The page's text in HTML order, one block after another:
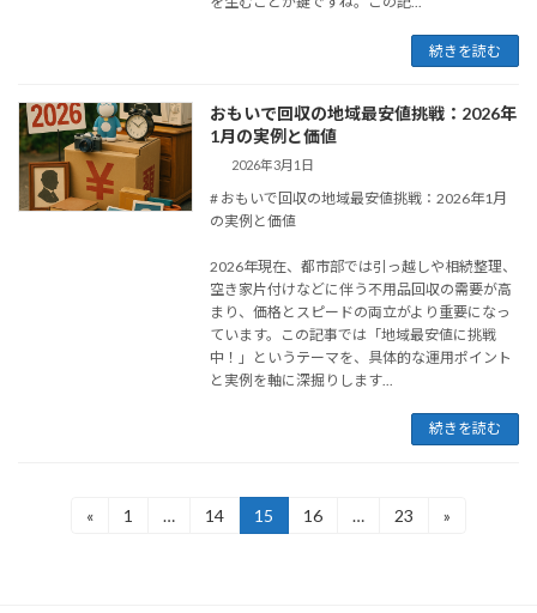
続きを読む
おもいで回収の地域最安値挑戦：2026年
1月の実例と価値
2026年3月1日
# おもいで回収の地域最安値挑戦：2026年1月
の実例と価値
2026年現在、都市部では引っ越しや相続整理、
空き家片付けなどに伴う不用品回収の需要が高
まり、価格とスピードの両立がより重要になっ
ています。この記事では「地域最安値に挑戦
中！」というテーマを、具体的な運用ポイント
と実例を軸に深掘りします...
続きを読む
«
固
1 …
固
14
固
定
15
固
16 …
固
23 »